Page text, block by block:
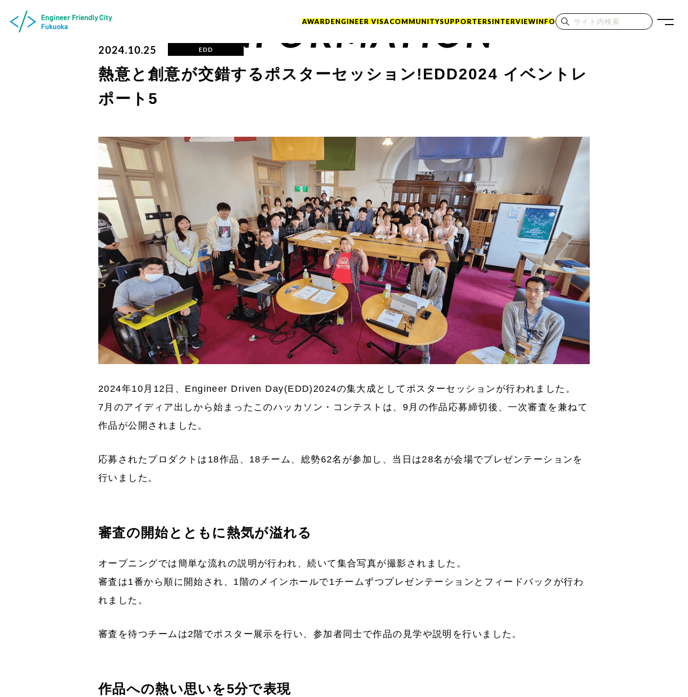
AWARDENGINEER VISACOMMUNITYSUPPORTERSINTERVIEWINFO
INFORMATION
2024.10.25 EDD
熱意と創意が交錯するポスターセッション!EDD2024 イベントレ
ポート5
2024年10月12日、Engineer Driven Day(EDD)2024の集大成としてポスターセッションが行われました。
7月のアイディア出しから始まったこのハッカソン・コンテストは、9月の作品応募締切後、一次審査を兼ねて
作品が公開されました。
応募されたプロダクトは18作品、18チーム、総勢62名が参加し、当日は28名が会場でプレゼンテーションを
行いました。
審査の開始とともに熱気が溢れる
オープニングでは簡単な流れの説明が行われ、続いて集合写真が撮影されました。
審査は1番から順に開始され、1階のメインホールで1チームずつプレゼンテーションとフィードバックが行わ
れました。
審査を待つチームは2階でポスター展示を行い、参加者同士で作品の見学や説明を行いました。
作品への熱い思いを5分で表現